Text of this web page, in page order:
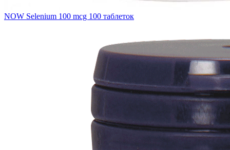
NOW Selenium 100 mcg 100 таблеток